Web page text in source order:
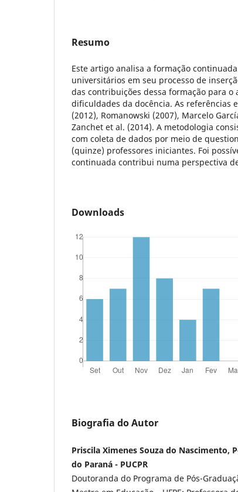
Resumo
Este artigo analisa a formação
universitários em seu processo de
das contribuições dessa formação para o
dificuldades da docência. As referências
(2012), Romanowski (2007), Marcelo
Zanchet et al. (2014). A metodologia
com coleta de dados por meio de
(quinze) professores iniciantes. Foi
continuada contribui numa perspectiva
Downloads
Biografia do Autor
Priscila Ximenes Souza do Nascimento,
do Paraná - PUCPR
Doutoranda do Programa de Pós-